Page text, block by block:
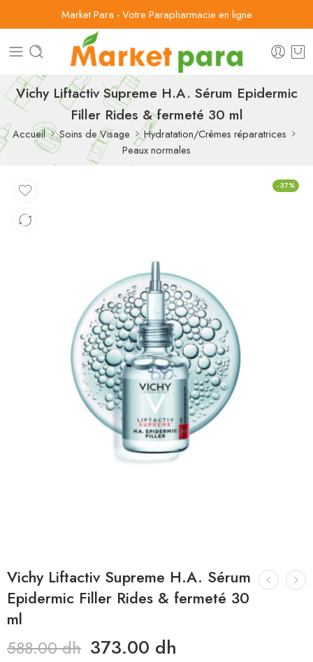
Market Para - Votre Parapharmacie en ligne
Vichy Liftactiv Supreme H.A. Sérum Epidermic
Filler Rides & fermeté 30 ml
Accueil Soins de Visage
Hydratation/Crèmes réparatrices
Peaux normales
-37%
Vichy Liftactiv Supreme H.A. Sérum
Epidermic Filler Rides & fermeté 30
ml
588.00dh 373.00 dh